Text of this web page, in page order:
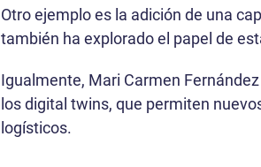
Otro ejemplo es la adición de una
también ha explorado el papel de
Igualmente, Mari Carmen
los digital twins, que permiten
logísticos.